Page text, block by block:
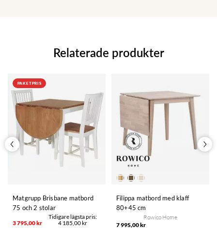
Relaterade produkter
PAKETPRIS
Matgrupp Brisbane matbord
75 och 2 stolar
3 795,00 kr 4 185,00 kr
Filippa matbord med klaff
80+45 cm
Rowico Home
7 995,00 kr